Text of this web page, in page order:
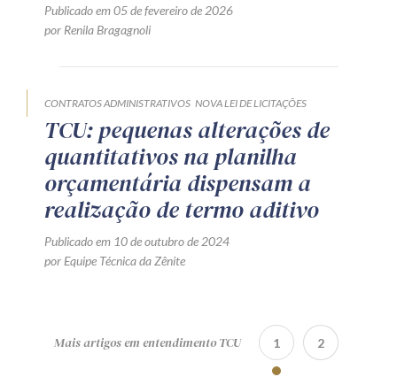
Publicado em 05 de fevereiro de 2026
por Renila Bragagnoli
CONTRATOS ADMINISTRATIVOS NOVA LEI DE LICITAÇÕES
TCU: pequenas alterações de
quantitativos na planilha
orçamentária dispensam a
realização de termo aditivo
Publicado em 10 de outubro de 2024
por Equipe Técnica da Zênite
Mais artigos em entendimento TCU 1 2